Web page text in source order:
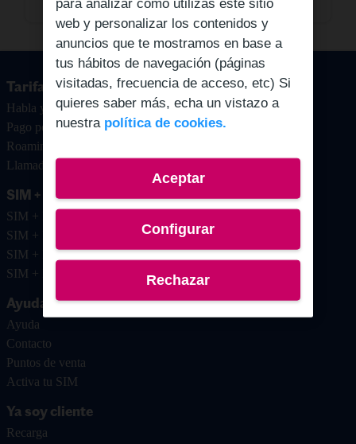
Tarifas prepago
Habla y navega
Pago por uso
Roaming
Llamadas internacionales
SIM + Saldo
SIM + Recarga 10€
SIM + Recarga 15€
SIM + Recarga 20€
SIM + Recarga 30€
Ayuda y contacto
Ayuda
Contacto
Puntos de venta
Activa tu SIM
Ya soy cliente
Recarga
para analizar cómo utilizas este sitio
web y personalizar los contenidos y
anuncios que te mostramos en base a
tus hábitos de navegación (páginas
visitadas, frecuencia de acceso, etc) Si
quieres saber más, echa un vistazo a
nuestra política de cookies.
Rechazar
Aceptar
Configurar